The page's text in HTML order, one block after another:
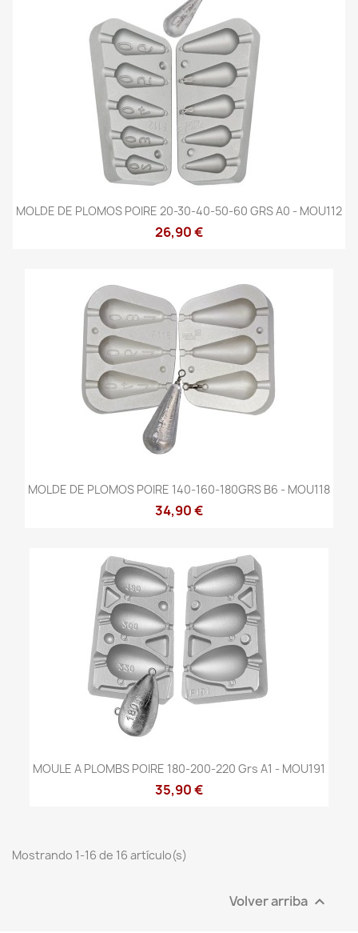
MOLDE DE PLOMOS POIRE 20-30-40-50-60 GRS A0 - MOU112
26,90 €
MOLDE DE PLOMOS POIRE 140-160-180GRS B6 - MOU118
34,90 €
MOULE A PLOMBS POIRE 180-200-220 Grs A1 - MOU191
35,90 €
Mostrando 1-16 de 16 artículo(s)
Volver arriba 